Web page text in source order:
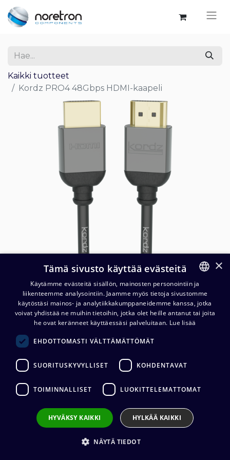
Kaikki tuotteet
Kordz PRO4 48Gbps HDMI-kaapeli
Kordz PRO4 48Gbps HDMI-
kaapeli
19,77
Kaapelin valmistaja
Ulkovaipan materiaali: PVC
FINNISH
ENGLISH
×
Tämä sivusto käyttää evästeitä
Käytämme evästeitä sisällön, mainosten personointiin ja
liikenteemme analysointiin. Jaamme myös tietoja sivustomme
käytöstäsi mainos- ja analytiikkakumppaneidemme kanssa, jotka
voivat yhdistää ne muihin tietoihin, jotka olet heille antanut tai joita
he ovat keränneet käyttäessäsi palveluitaan. Lue lisää
EHDOTTOMASTI VÄLTTÄMÄTTÖMÄT
SUORITUSKYVYLLISET KOHDENTAVAT
TOIMINNALLISET LUOKITTELEMATTOMAT
HYVÄKSY KAIKKI HYLKÄÄ KAIKKI
NÄYTÄ TIEDOT